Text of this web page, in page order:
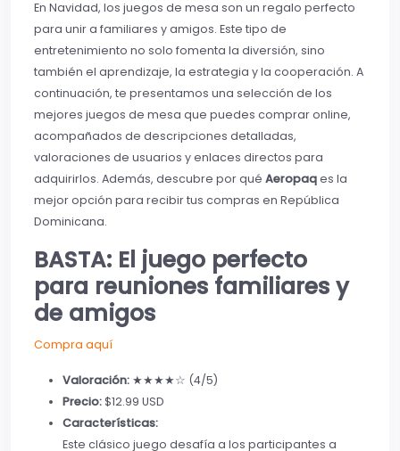
En Navidad, los juegos de mesa son un regalo perfecto
para unir a familiares y amigos. Este tipo de
entretenimiento no solo fomenta la diversión, sino
también el aprendizaje, la estrategia y la cooperación. A
continuación, te presentamos una selección de los
mejores juegos de mesa que puedes comprar online,
acompañados de descripciones detalladas,
valoraciones de usuarios y enlaces directos para
adquirirlos. Además, descubre por qué Aeropaqes la
mejor opción para recibir tus compras en República
Dominicana.
BASTA: El juego perfecto
para reuniones familiares y
de amigos
Compra aquí
Valoración: ★★★★☆ (4/5)
Precio:$12.99 USD
Características:
Este clásico juego desafía a los participantes a